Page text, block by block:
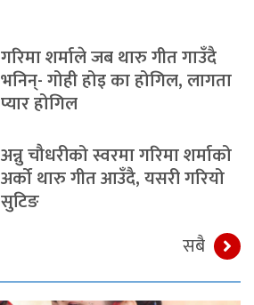
गरिमा शर्माले जब थारु गीत गाउँदै
भनिन्- गोही होइ का होगिल, लागता
प्यार होगिल
अन्नु चौधरीको स्वरमा गरिमा शर्माको
अर्को थारु गीत आउँदै, यसरी गरियो
सुटिङ
सबै